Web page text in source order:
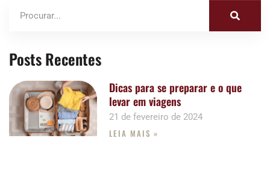
Posts Recentes
Dicas para se preparar e o que
levar em viagens
21 de fevereiro de 2024
LEIA MAIS »